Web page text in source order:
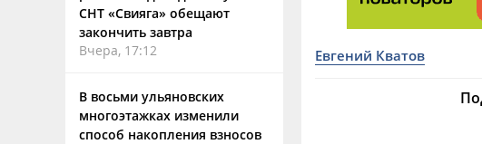
СНТ «Свияга» обещают
закончить завтра
Вчера, 17:12
В восьми ульяновских
многоэтажках изменили
способ накопления взносов
Евгений Кватов